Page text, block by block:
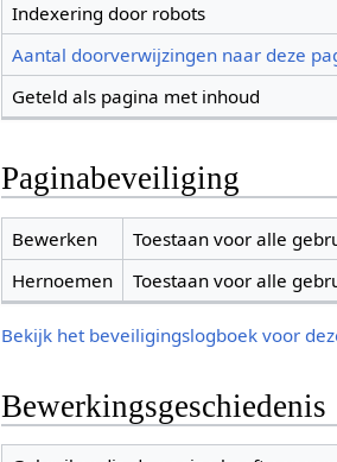
Indexering door robots
Aantal doorverwijzingen naar deze
Geteld als pagina met inhoud
Paginabeveiliging
Bewerken
Toestaan voor alle
Hernoemen
Toestaan voor alle
Bekijk het beveiligingslogboek voor
Bewerkingsgeschiedenis